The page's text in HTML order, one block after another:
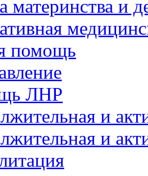
материнства и
помощь
ЛНР
и
и